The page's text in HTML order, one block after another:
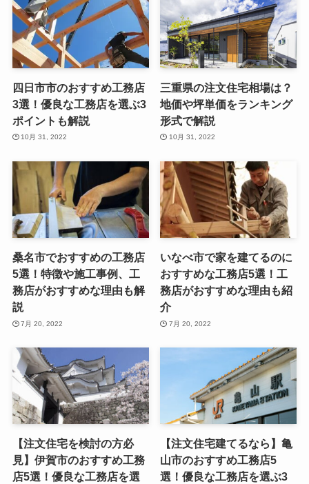
四日市市のおすすめ工務店
3選！優良な工務店を選ぶ3
ポイントも解説
10月 31, 2022
三重県の注文住宅相場は？
地価や坪単価をランキング
形式で解説
10月 31, 2022
桑名市でおすすめの工務店
5選！特徴や施工事例、工
務店がおすすめな理由も解
説
7月 20, 2022
いなべ市で家を建てるのに
おすすめな工務店5選！工
務店がおすすめな理由も紹
介
7月 20, 2022
【注文住宅を検討の方必
見】伊賀市のおすすめ工務
店5選！優良な工務店を選
【注文住宅建てるなら】亀
山市のおすすめ工務店5
選！優良な工務店を選ぶ3